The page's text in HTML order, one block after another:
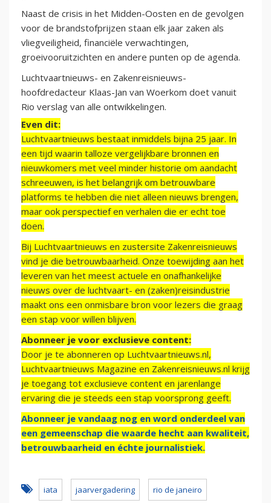
Naast de crisis in het Midden-Oosten en de gevolgen
voor de brandstofprijzen staan elk jaar zaken als
vliegveiligheid, financiële verwachtingen,
groeivooruitzichten en andere punten op de agenda.
Luchtvaartnieuws- en Zakenreisnieuws-
hoofdredacteur Klaas-Jan van Woerkom doet vanuit
Rio verslag van alle ontwikkelingen.
Even dit:
Luchtvaartnieuws bestaat inmiddels bijna 25 jaar. In
een tijd waarin talloze vergelijkbare bronnen en
nieuwkomers met veel minder historie om aandacht
schreeuwen, is het belangrijk om betrouwbare
platforms te hebben die niet alleen nieuws brengen,
maar ook perspectief en verhalen die er echt toe
doen.
Bij Luchtvaartnieuws en zustersite Zakenreisnieuws
vind je die betrouwbaarheid. Onze toewijding aan het
leveren van het meest actuele en onafhankelijke
nieuws over de luchtvaart- en (zaken)reisindustrie
maakt ons een onmisbare bron voor lezers die graag
een stap voor willen blijven.
Abonneer je voor exclusieve content:
Door je te abonneren op Luchtvaartnieuws.nl,
Luchtvaartnieuws Magazine en Zakenreisnieuws.nl krijg
je toegang tot exclusieve content en jarenlange
ervaring die je steeds een stap voorsprong geeft.
Abonneer je vandaag nog en word onderdeel van
een gemeenschap die waarde hecht aan kwaliteit,
betrouwbaarheid en échte journalistiek.
iata jaarvergadering rio de janeiro